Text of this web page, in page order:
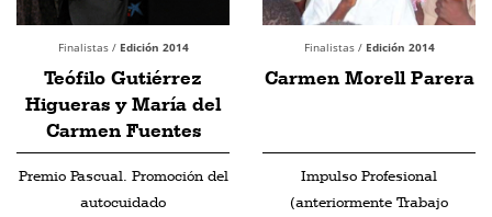
Finalistas / Edición 2014
Teófilo Gutiérrez
Higueras y María del
Carmen Fuentes
Finalistas / Edición 2014
Carmen Morell Parera
Premio Pascual. Promoción del
autocuidado
Impulso Profesional
(anteriormente Trabajo